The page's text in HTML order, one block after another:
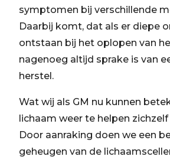
symptomen bij verschillende
Daarbij komt, dat als er diepe
ontstaan bij het oplopen van
nagenoeg altijd sprake is van
herstel.
Wat wij als GM nu kunnen
lichaam weer te helpen
Door aanraking doen we een
geheugen van de